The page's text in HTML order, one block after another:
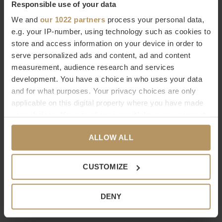
Responsible use of your data
We and our 1022 partners process your personal data,
e.g. your IP-number, using technology such as cookies to
store and access information on your device in order to
serve personalized ads and content, ad and content
measurement, audience research and services
development. You have a choice in who uses your data
and for what purposes. Your privacy choices are only
applicable on this digital property where you have made
any time from the Cookie Declaration or by clicking on
the Privacy trigger icon.
If you allow, we would also like to:
Identify your device by actively scanning it for
ALLOW ALL
CUSTOMIZE
DENY
luxe look geven. Je kunt eindeloos combineren en de bank
zelfs met de seizoenenlaten meebewegen; bijvoorbeeld
wit- en pasteltinten in het voorjaar en warme brons- en
grijstinten in het najaar!
Meer informatie over Claudi kussens?
Wil je meer informatie over dit product? Neem dan contact op
het duurt slechts 2 minuten. Ben je niet helemaal tevreden
met je aankoop? Bij WDS krijg je 30dagen bedenktijd.
Merk
Claudi
45x45cm
Vulling
Inclusief binnenkussen van